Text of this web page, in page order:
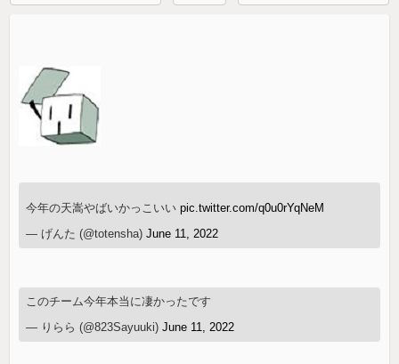
今年の天嵩やばいかっこいいpic.twitter.com/q0u0rYqNeM
— げんた (@totensha)June 11, 2022
このチーム今年本当に凄かったです
— りらら (@823Sayuuki)June 11, 2022